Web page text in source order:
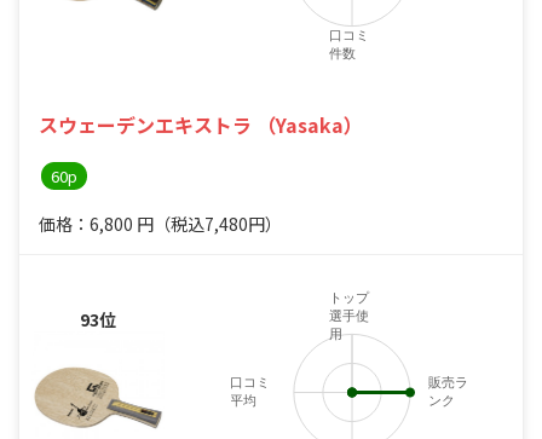
スウェーデンエキストラ （Yasaka）
60p
価格：6,800 円 （税込7,480円）
口コミ
件数
93位
トップ
選手使
用
販売ラ
ンク
口コミ
平均